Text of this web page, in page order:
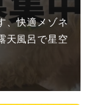
、快適メゾネ
天風呂で星空